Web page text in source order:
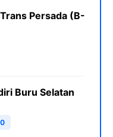
Persada (B-
Buru Selatan